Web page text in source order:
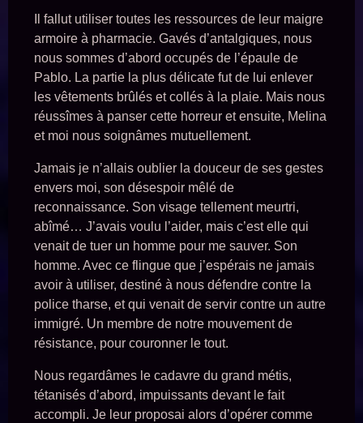
Il fallut utiliser toutes les ressources de leur maigre
armoire à pharmacie. Gavés d’antalgiques, nous
nous sommes d’abord occupés de l’épaule de
Pablo. La partie la plus délicate fut de lui enlever
les vêtements brûlés et collés à la plaie. Mais nous
réussîmes à panser cette horreur et ensuite, Melina
et moi nous soignâmes mutuellement.
Jamais je n’allais oublier la douceur de ses gestes
envers moi, son désespoir mêlé de
reconnaissance. Son visage tellement meurtri,
abîmé… J’avais voulu l’aider, mais c’est elle qui
venait de tuer un homme pour me sauver. Son
homme. Avec ce flingue que j’espérais ne jamais
avoir à utiliser, destiné à nous défendre contre la
police tharse, et qui venait de servir contre un autre
immigré. Un membre de notre mouvement de
résistance, pour couronner le tout.
Nous regardâmes le cadavre du grand métis,
tétanisés d’abord, impuissants devant le fait
accompli. Je leur proposai alors d’opérer comme